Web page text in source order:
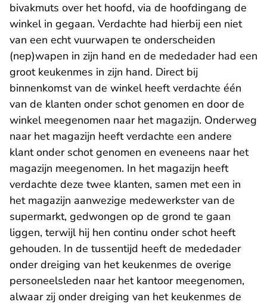
bivakmuts over het hoofd, via de hoofdingang de
winkel in gegaan. Verdachte had hierbij een niet
van een echt vuurwapen te onderscheiden
(nep)wapen in zijn hand en de mededader had een
groot keukenmes in zijn hand. Direct bij
binnenkomst van de winkel heeft verdachte één
van de klanten onder schot genomen en door de
winkel meegenomen naar het magazijn. Onderweg
naar het magazijn heeft verdachte een andere
klant onder schot genomen en eveneens naar het
magazijn meegenomen. In het magazijn heeft
verdachte deze twee klanten, samen met een in
het magazijn aanwezige medewerkster van de
supermarkt, gedwongen op de grond te gaan
liggen, terwijl hij hen continu onder schot heeft
gehouden. In de tussentijd heeft de mededader
onder dreiging van het keukenmes de overige
personeels­leden naar het kantoor meegenomen,
alwaar zij onder dreiging van het keukenmes de